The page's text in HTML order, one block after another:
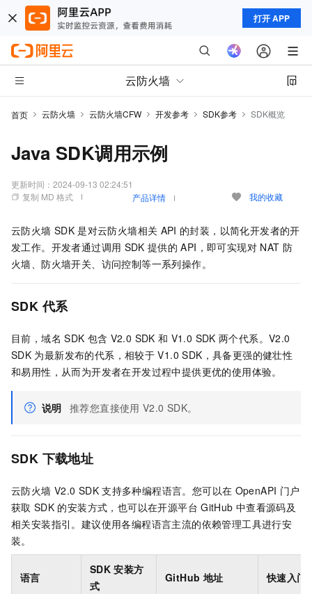
打开 APP
云防火墙
首页 云防火墙 云防火墙CFW 开发参考 SDK参考 SDK概览
Java SDK调用示例
更新时间： 2024-09-13 02:24:51
复制 MD 格式
产品详情 我的收藏
云防火墙 SDK 是对云防火墙相关 API 的封装，以简化开发者的开
发工作。开发者通过调用 SDK 提供的 API，即可实现对 NAT 防
火墙、防火墙开关、访问控制等一系列操作。
SDK 代系
目前，域名 SDK 包含 V2.0 SDK 和 V1.0 SDK 两个代系。V2.0
SDK 为最新发布的代系，相较于 V1.0 SDK，具备更强的健壮性
和易用性，从而为开发者在开发过程中提供更优的使用体验。
说明 推荐您直接使用 V2.0 SDK。
SDK 下载地址
云防火墙 V2.0 SDK 支持多种编程语言。您可以在 OpenAPI 门户
获取 SDK 的安装方式，也可以在开源平台 GitHub 中查看源码及
相关安装指引。建议使用各编程语言主流的依赖管理工具进行安
装。
语言
SDK 安装方
式
GitHub 地址 快速入门